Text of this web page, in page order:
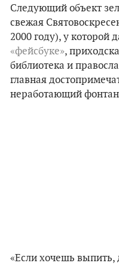
Следующий объект
свежая
2000 году), у которой
«фейсбуке»,
библиотека и
главная
неработающий
«Если хочешь выпить,